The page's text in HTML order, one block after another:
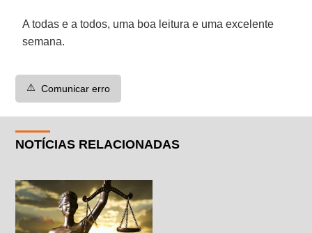
A todas e a todos, uma boa leitura e uma excelente
semana.
⚠️ Comunicar erro
NOTÍCIAS RELACIONADAS